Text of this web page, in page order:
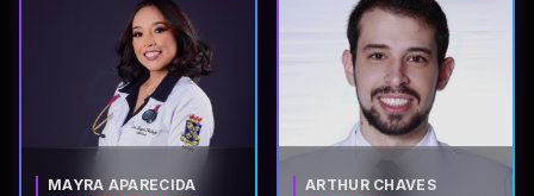
MAYRA APARECIDA ARTHUR CHAVES